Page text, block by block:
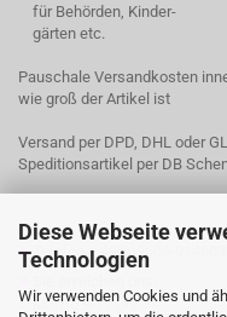
Diese Webseite
Technologien
Wir verwenden Cookies und
für Behörden, Kinder-
gärten etc.
Pauschale Versandkosten
wie groß der Artikel ist
Versand per DPD, DHL oder
Speditionsartikel per DB
» Telefon + 49(0)9606-914603
Mo-Do 9-17 Uhr